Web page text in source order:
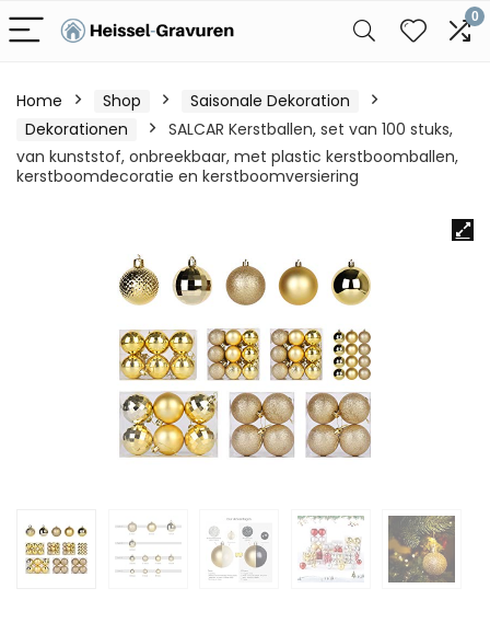
0
Home Shop
Saisonale Dekoration
Dekorationen
SALCAR Kerstballen, set van 100 stuks,
van kunststof, onbreekbaar, met plastic kerstboomballen,
kerstboomdecoratie en kerstboomversiering